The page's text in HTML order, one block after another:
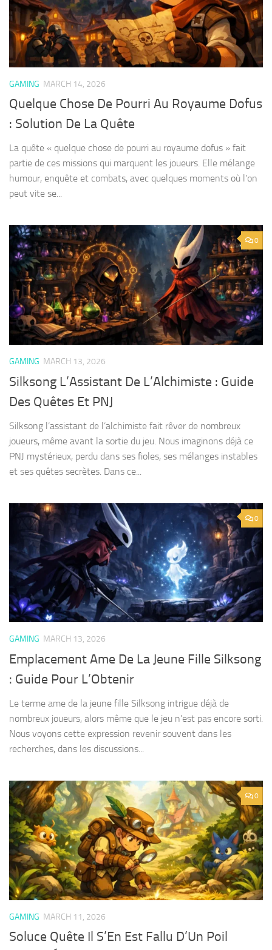
GAMING MARCH 14, 2026
Quelque Chose De Pourri Au Royaume Dofus
: Solution De La Quête
La quête « quelque chose de pourri au royaume dofus » fait
partie de ces missions qui marquent les joueurs. Elle mélange
humour, enquête et combats, avec quelques moments où l’on
peut vite se...
0
GAMING MARCH 13, 2026
Silksong L’Assistant De L’Alchimiste : Guide
Des Quêtes Et PNJ
Silksong l’assistant de l’alchimiste fait rêver de nombreux
joueurs, même avant la sortie du jeu. Nous imaginons déjà ce
PNJ mystérieux, perdu dans ses fioles, ses mélanges instables
et ses quêtes secrètes. Dans ce...
0
GAMING MARCH 13, 2026
Emplacement Ame De La Jeune Fille Silksong
: Guide Pour L’Obtenir
Le terme ame de la jeune fille Silksong intrigue déjà de
nombreux joueurs, alors même que le jeu n’est pas encore sorti.
Nous voyons cette expression revenir souvent dans les
recherches, dans les discussions...
0
GAMING MARCH 11, 2026
Soluce Quête Il S’En Est Fallu D’Un Poil